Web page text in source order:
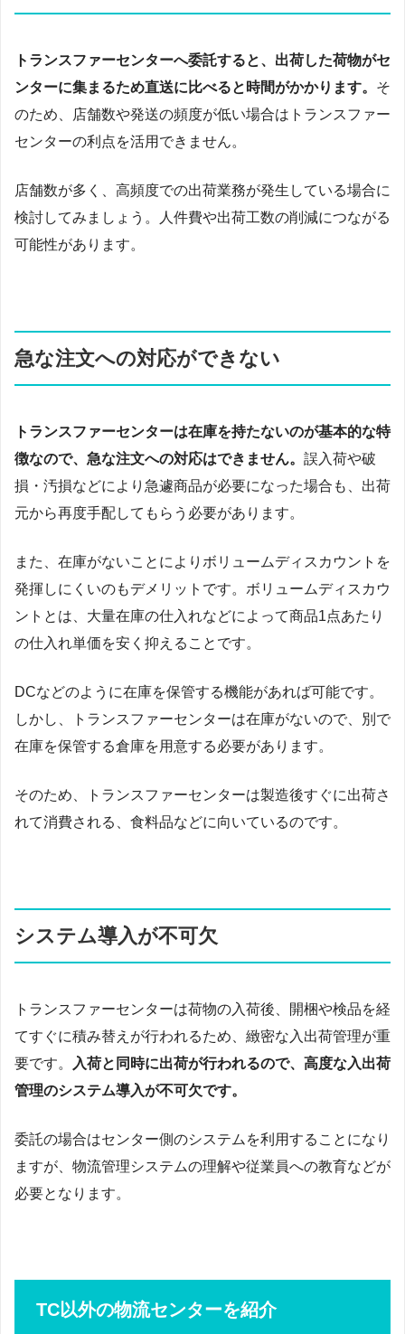
トランスファーセンターへ委託すると、出荷した荷物がセ
ンターに集まるため直送に比べると時間がかかります。 そ
のため、店舗数や発送の頻度が低い場合はトランスファー
センターの利点を活用できません。
店舗数が多く、高頻度での出荷業務が発生している場合に
検討してみましょう。人件費や出荷工数の削減につながる
可能性があります。
急な注文への対応ができない
トランスファーセンターは在庫を持たないのが基本的な特
徴なので、急な注文への対応はできません。 誤入荷や破
損・汚損などにより急遽商品が必要になった場合も、出荷
元から再度手配してもらう必要があります。
また、在庫がないことによりボリュームディスカウントを
発揮しにくいのもデメリットです。ボリュームディスカウ
ントとは、大量在庫の仕入れなどによって商品1点あたり
の仕入れ単価を安く抑えることです。
DCなどのように在庫を保管する機能があれば可能です。
しかし、トランスファーセンターは在庫がないので、別で
在庫を保管する倉庫を用意する必要があります。
そのため、トランスファーセンターは製造後すぐに出荷さ
れて消費される、食料品などに向いているのです。
システム導入が不可欠
トランスファーセンターは荷物の入荷後、開梱や検品を経
てすぐに積み替えが行われるため、緻密な入出荷管理が重
要です。
入荷と同時に出荷が行われるので、高度な入出荷
管理のシステム導入が不可欠です。
委託の場合はセンター側のシステムを利用することになり
ますが、物流管理システムの理解や従業員への教育などが
必要となります。
TC以外の物流センターを紹介